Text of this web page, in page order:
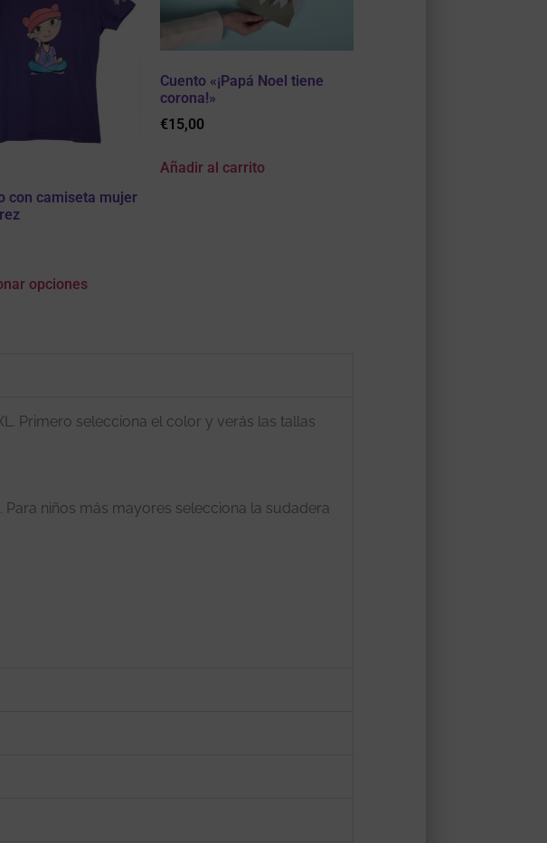
con camiseta mujer
opciones
Cuento «¡Papá Noel tiene
corona!»
€15,00
Añadir al carrito
Primero selecciona el color y verás las tallas
Para niños más mayores selecciona la sudadera